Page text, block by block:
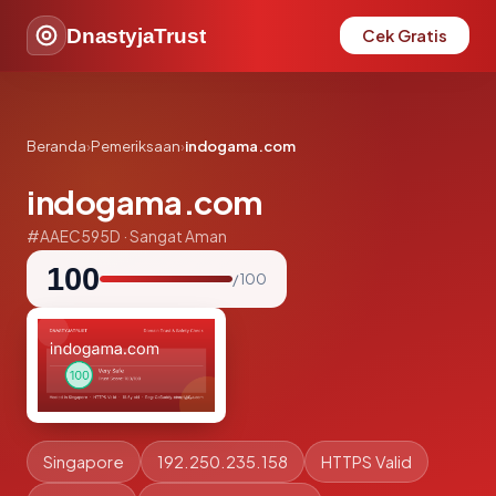
DnastyjaTrust Cek Gratis
Beranda›Pemeriksaan›indogama.com
indogama.com
#AAEC595D · Sangat Aman
100 / 100
Singapore 192.250.235.158 HTTPS Valid